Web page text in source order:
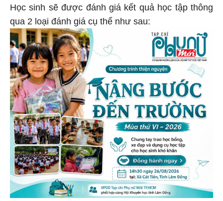
Học sinh sẽ được đánh giá kết quả học tập thông
qua 2 loại đánh giá cụ thể như sau: